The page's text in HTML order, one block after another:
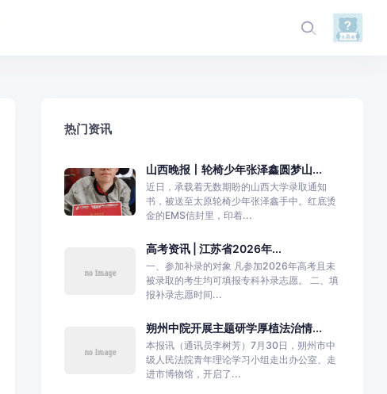
热门资讯
山西晚报丨轮椅少年张泽鑫圆梦山...
近日，承载着无数期盼的山西大学录取通知
书，被送至太原轮椅少年张泽鑫手中。红底烫
金的EMS信封里，印着...
高考资讯 | 江苏省2026年...
一、参加补录的对象 凡参加2026年高考且未
被录取的考生均可填报专科补录志愿。 二、填
报补录志愿时间...
朔州中院开展主题研学厚植法治情...
本报讯（通讯员李树芳）7月30日，朔州市中
级人民法院青年理论学习小组走出办公室、走
进市博物馆，开启了...